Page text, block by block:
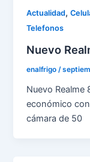
Actualidad,
Telefonos
Nuevo
enalfrigo /
Nuevo Realme
económico
cámara de 50